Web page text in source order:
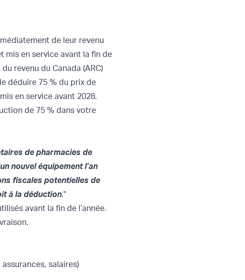
de leur revenu
mis en service avant la fin de
revenu du Canada (ARC)
déduire 75 % du prix de
en service avant 2028.
de 75 % dans votre
de pharmacies de
nouvel équipement l’an
fiscales potentielles de
à la déduction."
avant la fin de l’année.
salaires)